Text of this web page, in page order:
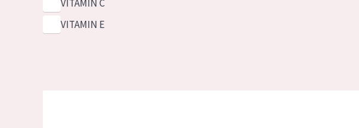
VITAMIN C
VITAMIN E